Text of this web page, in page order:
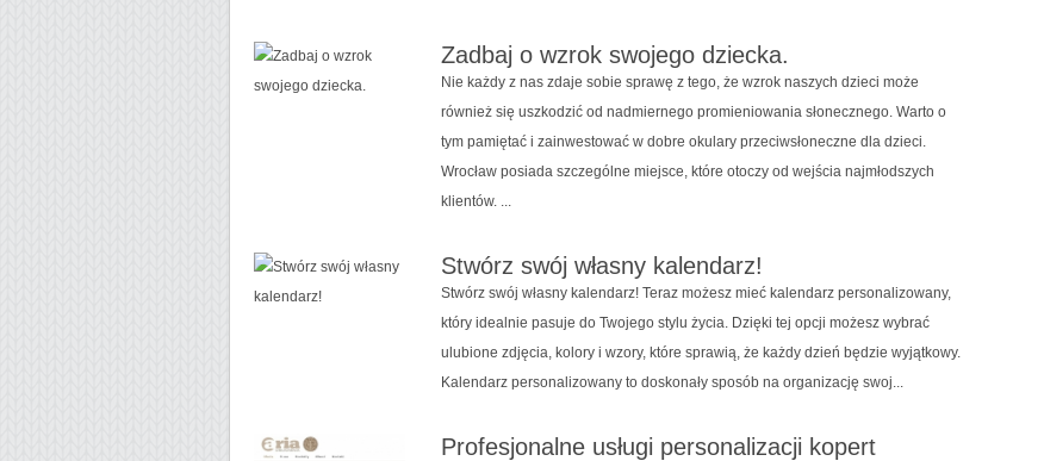
Zadbaj o wzrok swojego dziecka.
Nie każdy z nas zdaje sobie sprawę z tego, że wzrok naszych dzieci może
również się uszkodzić od nadmiernego promieniowania słonecznego. Warto o
tym pamiętać i zainwestować w dobre okulary przeciwsłoneczne dla dzieci.
Wrocław posiada szczególne miejsce, które otoczy od wejścia najmłodszych
klientów. ...
Stwórz swój własny kalendarz!
Stwórz swój własny kalendarz! Teraz możesz mieć kalendarz personalizowany,
który idealnie pasuje do Twojego stylu życia. Dzięki tej opcji możesz wybrać
ulubione zdjęcia, kolory i wzory, które sprawią, że każdy dzień będzie wyjątkowy.
Kalendarz personalizowany to doskonały sposób na organizację swoj...
Profesjonalne usługi personalizacji kopert